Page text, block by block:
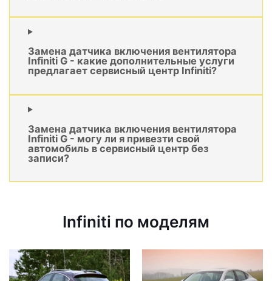
Замена датчика включения вентилятора
Infiniti G - какие дополнительные услуги
предлагает сервисный центр Infiniti?
Замена датчика включения вентилятора
Infiniti G - могу ли я привезти свой
автомобиль в сервисный центр без
записи?
Infiniti по моделям